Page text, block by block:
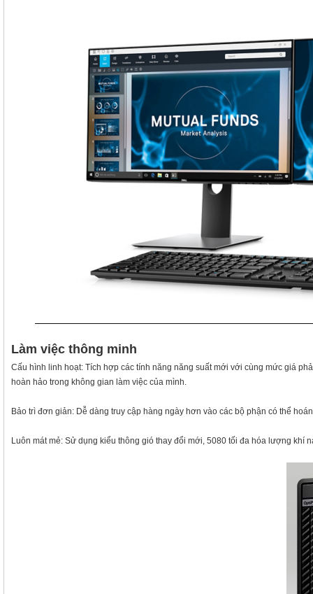
Làm việc thông minh
Cấu hình linh hoạt: Tích hợp các tính năng năng suất mới với cùng mức giá
hoàn hảo trong không gian làm việc của mình.
Bảo trì đơn giản: Dễ dàng truy cập hàng ngày hơn vào các bộ phận có thể
Luôn mát mẻ: Sử dụng kiểu thông gió thay đổi mới, 5080 tối đa hóa lượng khí